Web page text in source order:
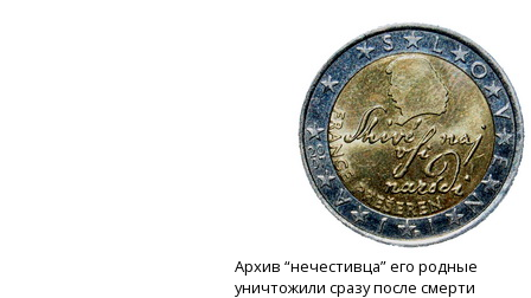
Архив “нечестивца” его родные
уничтожили сразу после смерти